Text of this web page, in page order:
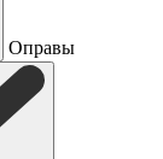
Оправы